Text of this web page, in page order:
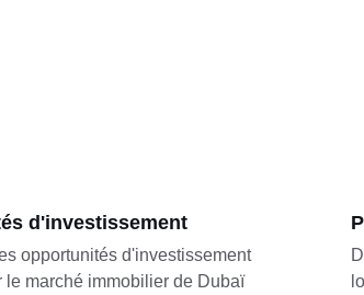
d'investissement
opportunités d'investissement
le marché immobilier de Dubaï